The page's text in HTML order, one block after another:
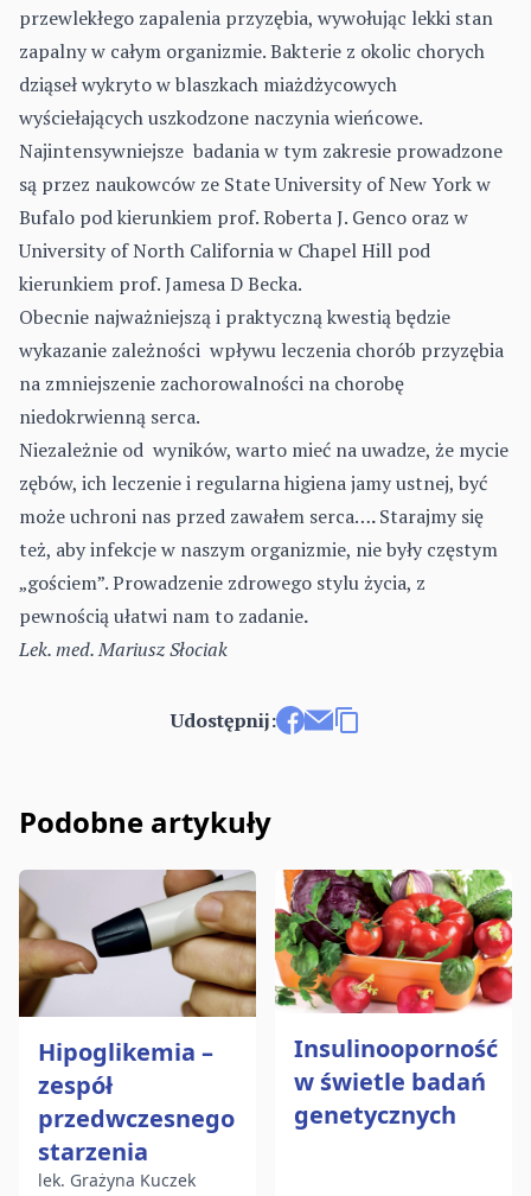
przewlekłego zapalenia przyzębia, wywołując lekki stan
zapalny w całym organizmie. Bakterie z okolic chorych
dziąseł wykryto w blaszkach miażdżycowych
wyściełających uszkodzone naczynia wieńcowe.
Najintensywniejsze badania w tym zakresie prowadzone
są przez naukowców ze State University of New York w
Bufalo pod kierunkiem prof. Roberta J. Genco oraz w
University of North California w Chapel Hill pod
kierunkiem prof. Jamesa D Becka.
Obecnie najważniejszą i praktyczną kwestią będzie
wykazanie zależności wpływu leczenia chorób przyzębia
na zmniejszenie zachorowalności na chorobę
niedokrwienną serca.
Niezależnie od wyników, warto mieć na uwadze, że mycie
zębów, ich leczenie i regularna higiena jamy ustnej, być
może uchroni nas przed zawałem serca….Starajmy się
też, aby infekcje w naszym organizmie, nie były częstym
„gościem”. Prowadzenie zdrowego stylu życia, z
pewnością ułatwi nam to zadanie.
Lek. med. Mariusz Słociak
Udostępnij:
Podobne artykuły
Hipoglikemia –
zespół
przedwczesnego
starzenia
lek. Grażyna Kuczek
Insulinooporność
w świetle badań
genetycznych